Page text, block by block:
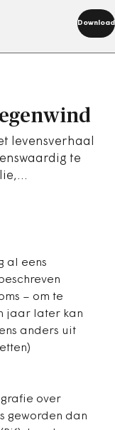
Download
levensverhaal
te
al eens
– om te
jaar later kan
anders uit
over
geworden dan